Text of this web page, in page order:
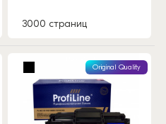
3000 страниц
Original Quality